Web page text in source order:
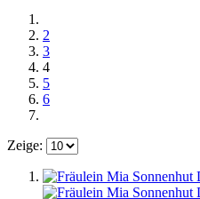
2
3
4
5
6
Zeige: